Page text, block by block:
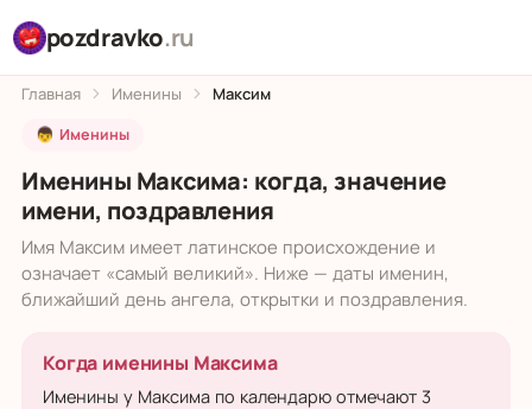
pozdravko.ru
Главная Именины Максим
👦 Именины
Именины Максима: когда, значение
имени, поздравления
Имя Максим имеет латинское происхождение и
означает «самый великий». Ниже — даты именин,
ближайший день ангела, открытки и поздравления.
Когда именины Максима
Именины у Максима по календарю отмечают 3